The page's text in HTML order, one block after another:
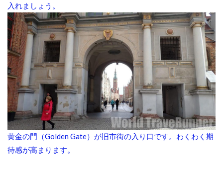
入れましょう。
黄金の門（Golden Gate）が旧市街の入り口です。わくわく期
待感が高まります。